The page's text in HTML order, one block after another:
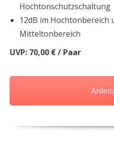
Hochtonschutzschaltung
12dB im Hochtonbereich
Mitteltonbereich
UVP: 70,00 € / Paar